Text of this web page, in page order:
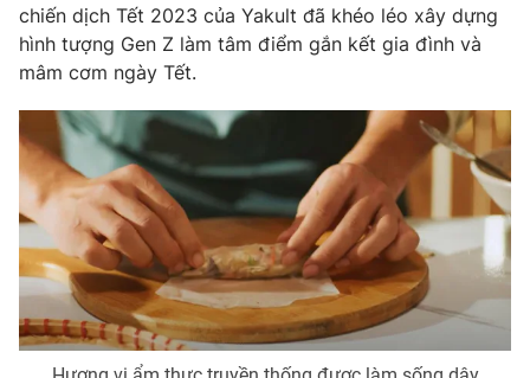
chiến dịch Tết 2023 của Yakult đã khéo léo xây dựng
hình tượng Gen Z làm tâm điểm gắn kết gia đình và
mâm cơm ngày Tết.